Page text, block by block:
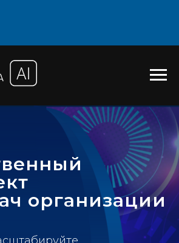
организации